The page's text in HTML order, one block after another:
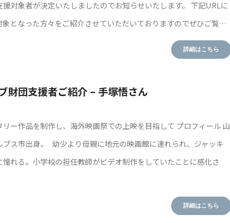
援対象者が決定いたしましたのでお知らせいたします。 下記URLに
象となった方々をご紹介させていただいておりますのでぜひご覧…
詳細はこちら
財団支援者ご紹介 – 手塚悟さん
リー作品を制作し、海外映画祭での上映を目指して プロフィール 山
プス市出身。 幼少より母親に地元の映画館に連れられ、ジャッキ
憧れる。小学校の担任教師がビデオ制作をしていたことに感化さ
詳細はこちら